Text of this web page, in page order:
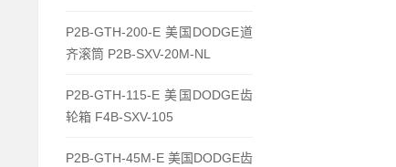
P2B-GTH-200-E 美国DODGE道
齐滚筒 P2B-SXV-20M-NL
P2B-GTH-115-E 美国DODGE齿
轮箱 F4B-SXV-105
P2B-GTH-45M-E 美国DODGE齿